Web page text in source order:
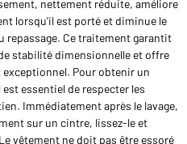
nettement réduite, améliore
lorsqu'il est porté et diminue le
repassage. Ce traitement garantit
stabilité dimensionnelle et offre
Pour obtenir un
essentiel de respecter les
Immédiatement après le lavage,
sur un cintre, lissez-le et
vêtement ne doit pas être essoré